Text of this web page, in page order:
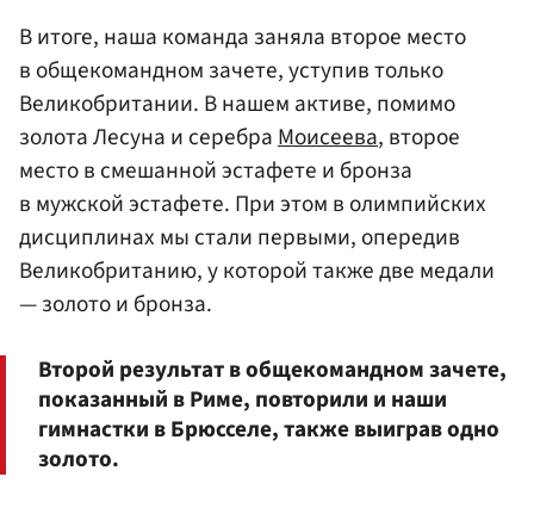
В итоге, наша команда заняла второе место
в общекомандном зачете, уступив только
Великобритании. В нашем активе, помимо
золота Лесуна и серебраМоисеева, второе
место в смешанной эстафете и бронза
в мужской эстафете. При этом в олимпийских
дисциплинах мы стали первыми, опередив
Великобританию, у которой также две медали
— золото и бронза.
Второй результат в общекомандном зачете,
показанный в Риме, повторили и наши
гимнастки в Брюсселе, также выиграв одно
золото.